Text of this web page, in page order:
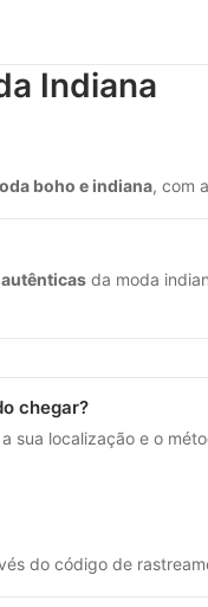
Indiana
boho e indiana, com
da moda
chegar?
sua localização e o
do código de